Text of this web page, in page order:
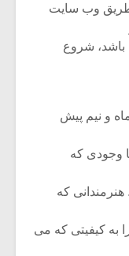
طریق وب سایت
شروع
و نیم پیش
وجودی که
که
به کیفیتی که می
موریس ژار